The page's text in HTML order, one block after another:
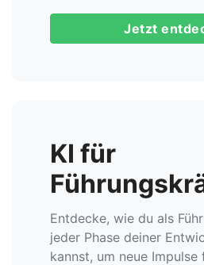
Jetzt
KI für
Entdecke, wie du als
jeder Phase deiner
kannst, um neue Impulse